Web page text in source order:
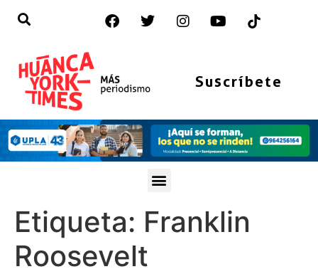
Suscríbete
Etiqueta: Franklin
Roosevelt